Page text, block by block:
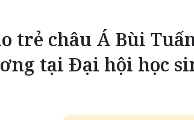
trẻ châu Á Bùi
tại Đại hội học